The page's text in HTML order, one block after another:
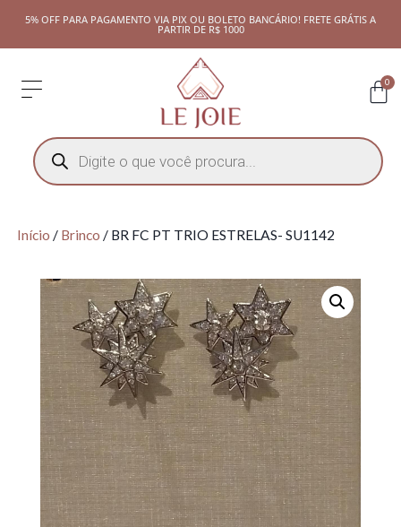
5% OFF PARA PAGAMENTO VIA PIX OU BOLETO BANCÁRIO! FRETE GRÁTIS A
PARTIR DE R$ 1000
0
Início / Brinco / BR FC PT TRIO ESTRELAS- SU1142